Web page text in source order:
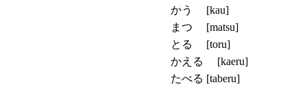
かう [kau]
まつ [matsu]
とる [toru]
かえる [kaeru]
たべる [taberu]